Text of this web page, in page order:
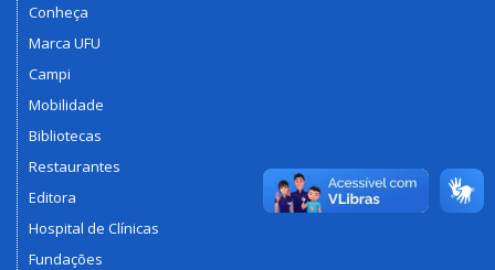
Conheça
Marca UFU
Campi
Mobilidade
Bibliotecas
Restaurantes
Editora
Hospital de Clínicas
Fundações